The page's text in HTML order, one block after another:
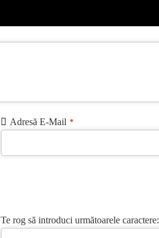
Adresă E-Mail *
Te rog să introduci următoarele caractere: